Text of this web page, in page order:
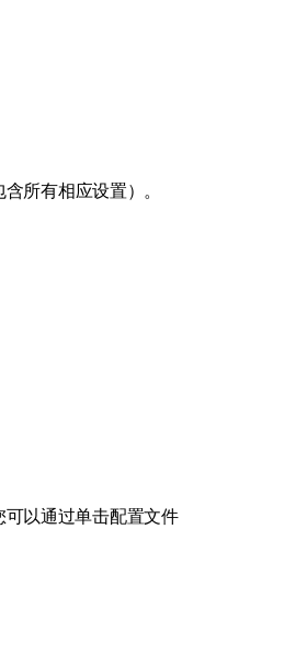
所有相应设置）。
可以通过单击配置文件